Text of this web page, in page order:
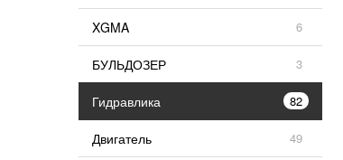
XGMA 6
БУЛЬДОЗЕР 3
Гидравлика 82
Двигатель 49